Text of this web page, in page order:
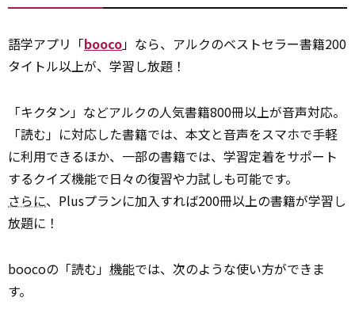
語学アプリ「booco」なら、アルクのベストセラー書籍200
タイトル以上が、学習し放題！
「キクタン」などアルクの人気書籍800冊以上が音声対応。
「読む」に対応した書籍では、本文と音声をスマホで手軽
に利用できるほか、一部の書籍では、学習定着をサポート
するクイズ機能で日々の復習や力試しも可能です。
さらに、Plusプランに加入すれば200冊以上の書籍が学習し
放題に！
boocoの「読む」 機能では、次のような使い方ができま
す。